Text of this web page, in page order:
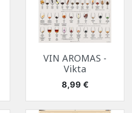
VIN AROMAS -
Vikta
Pris
8,99 €